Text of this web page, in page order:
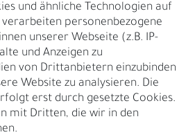
und ähnliche Technologien auf
personenbezogene
unserer Webseite (z.B. IP-
und Anzeigen zu
von Drittanbietern einzubinden
Website zu analysieren. Die
erst durch gesetzte Cookies.
mit Dritten, die wir in den